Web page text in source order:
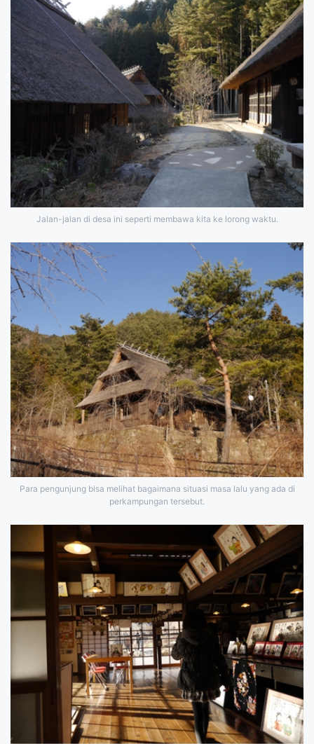
Jalan-jalan di desa ini seperti membawa kita ke lorong waktu.
Para pengunjung bisa melihat bagaimana situasi masa lalu yang ada di
perkampungan tersebut.